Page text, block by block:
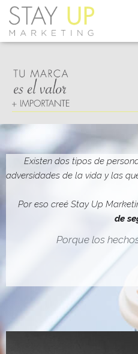
Existen dos tipos de
adversidades de la vida y las
Por eso creé Stay Up
de
Porque los